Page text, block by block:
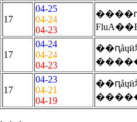
17
04-25
04-24
04-23
17
04-24
04-24
04-23
��ԥåɥӥ
17
04-23
04-21
04-19
��ԥåɥӥ